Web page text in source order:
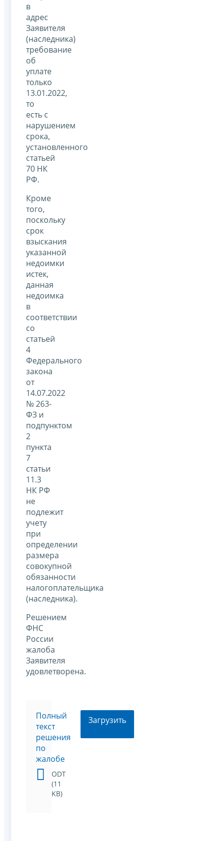
в
адрес
Заявителя
(наследника)
требование
об
уплате
только
13.01.2022,
то
есть с
нарушением
срока,
установленного
статьей
70 НК
РФ.
Кроме
того,
поскольку
срок
взыскания
указанной
недоимки
истек,
данная
недоимка
в
соответствии
со
статьей
4
Федерального
закона
от
14.07.2022
№ 263-
ФЗ и
подпунктом
2
пункта
7
статьи
11.3
НК РФ
не
подлежит
учету
при
определении
размера
совокупной
обязанности
налогоплательщика
(наследника).
Решением
ФНС
России
жалоба
Заявителя
удовлетворена.
Полный
текст
решения
по
жалобе
ODT
(11
KB)
Загрузить